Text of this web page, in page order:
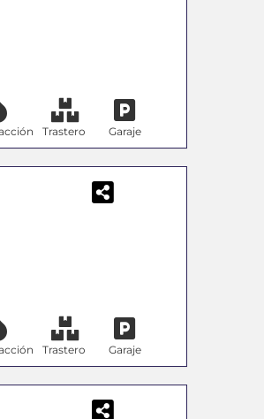
Garaje
Trastero
Garaje
Trastero